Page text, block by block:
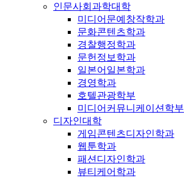
인문사회과학대학
미디어문예창작학과
문화콘텐츠학과
경찰행정학과
문헌정보학과
일본어일본학과
경영학과
호텔관광학부
미디어커뮤니케이션학부
디자인대학
게임콘텐츠디자인학과
웹툰학과
패션디자인학과
뷰티케어학과